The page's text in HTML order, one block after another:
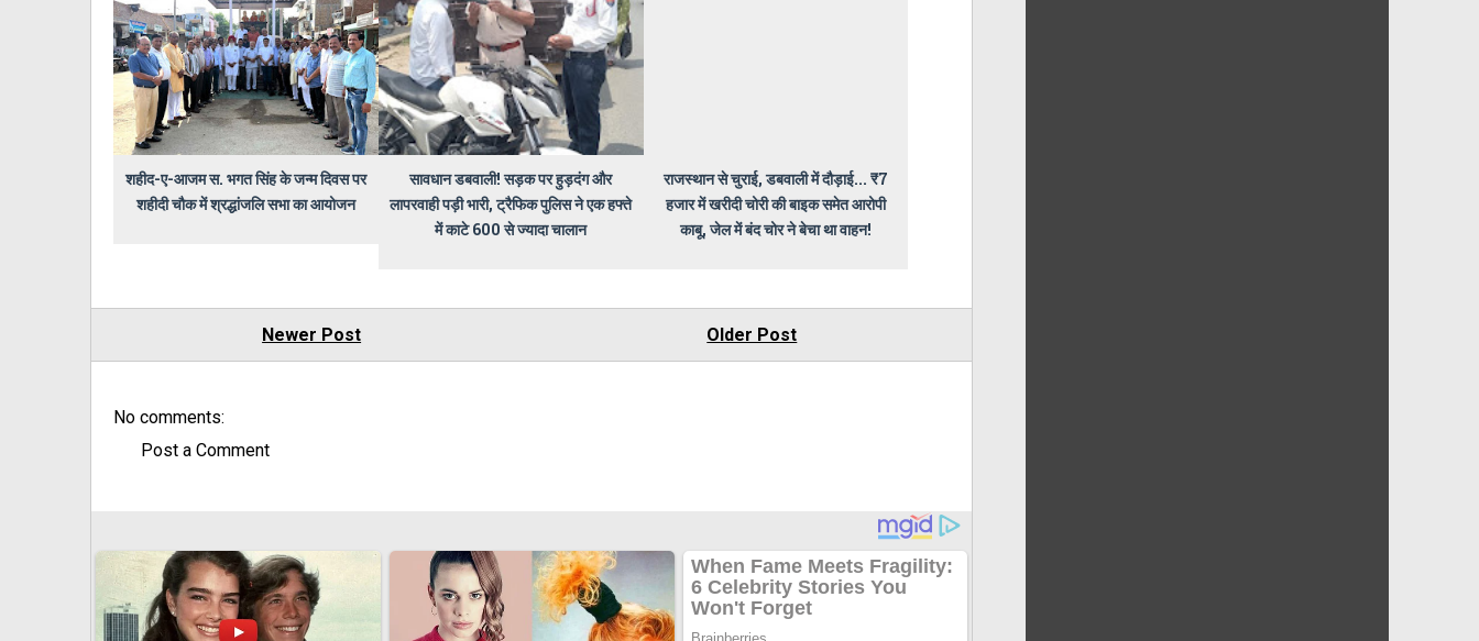
शहीद-ए-आजम स. भगत सिंह के जन्म दिवस पर
शहीदी चौक में श्रद्धांजलि सभा का आयोजन
सावधान डबवाली! सड़क पर हुड़दंग और
लापरवाही पड़ी भारी, ट्रैफिक पुलिस ने एक हफ्ते
में काटे 600 से ज्यादा चालान
राजस्थान से चुराई, डबवाली में दौड़ाई... ₹7
हजार में खरीदी चोरी की बाइक समेत आरोपी
काबू, जेल में बंद चोर ने बेचा था वाहन!
Newer Post Older Post
No comments:
Post a Comment